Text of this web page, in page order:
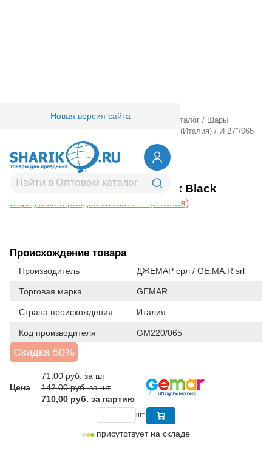
Новая версия сайта
Товары для праздника/ Оптовый каталог /
Шары
Gemar 27" (Италия) / И 27"/065
1102-2660И 27"/065 Металлик Black
Вернуться в раздел Gemar 27" (Италия)
Происхождение товара
Производитель ДЖЕМАР срл / GE.MA.R srl
Торговая марка GEMAR
Страна происхождения Италия
Код производителя GM220/065
Скидка 50%
Цена
71,00 руб. за шт
142.00 руб. за шт
710,00 руб. за партию
шт
присутствует на складе